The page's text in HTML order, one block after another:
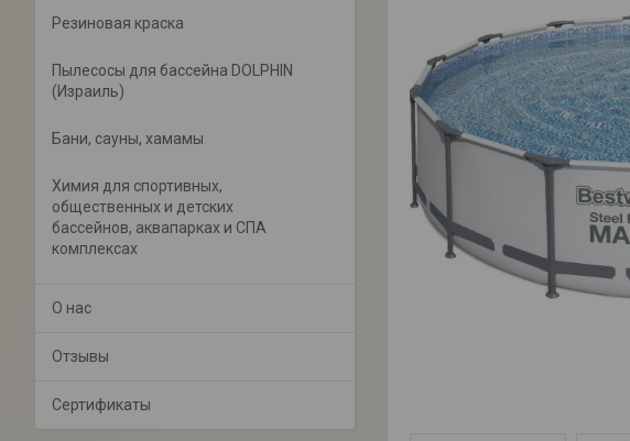
Резиновая краска
Пылесосы для бассейна DOLPHIN
(Израиль)
Бани, сауны, хамамы
Химия для спортивных,
общественных и детских
бассейнов, аквапарках и СПА
комплексах
О нас
Отзывы
Сертификаты